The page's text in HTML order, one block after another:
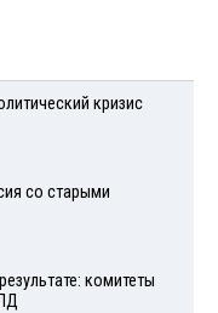
кризис
со старыми
комитеты